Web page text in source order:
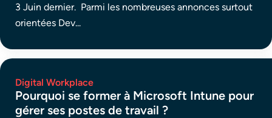
3 Juin dernier. Parmi les nombreuses annonces surtout
orientées Dev...
Digital Workplace
Pourquoi se former à Microsoft Intune pour
gérer ses postes de travail ?